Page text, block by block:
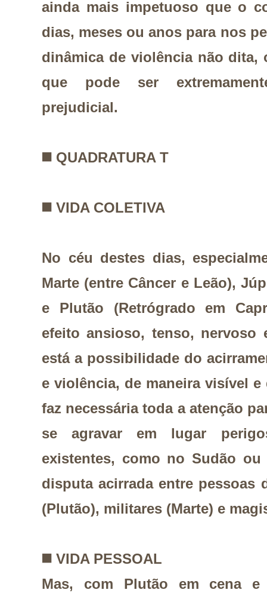
ainda mais impetuoso que o
dias, meses ou anos para nos
dinâmica de violência não dita,
que pode ser
prejudicial.
◼️ QUADRATURA T
◼️ VIDA COLETIVA
No céu destes dias,
Marte (entre Câncer e Leão),
e Plutão (Retrógrado em
efeito ansioso, tenso, nervoso
está a possibilidade do
e violência, de maneira visível
faz necessária toda a atenção
se agravar em lugar
existentes, como no Sudão
disputa acirrada entre pessoas
(Plutão), militares (Marte) e
◼️ VIDA PESSOAL
Mas, com Plutão em cena